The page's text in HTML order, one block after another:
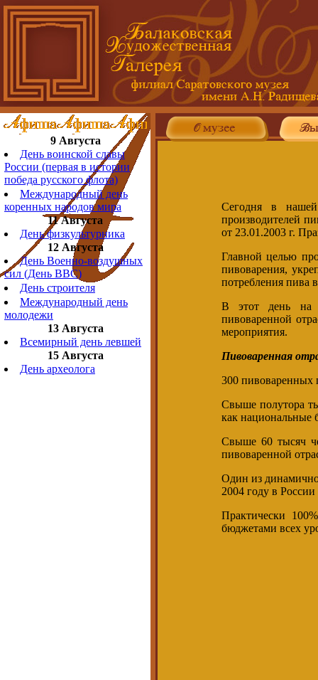
9 Августа
День воинской славы
России (первая в истории
победа русского флота)
Международный день
коренных народов мира
11 Августа
День физкультурника
12 Августа
День Военно-воздушных
сил (День ВВС)
День строителя
Международный день
молодежи
13 Августа
Всемирный день левшей
15 Августа
День археолога
Сегодня в нашей
производителей
от 23.01.2003 г.
Главной целью
пивоварения,
потребления пива
В этот день на
пивоваренной
мероприятия.
Пивоваренная
300 пивоваренных
Свыше полутора
как национальные
Свыше 60 тысяч
пивоваренной
Один из
2004 году в
Практически
бюджетами всех